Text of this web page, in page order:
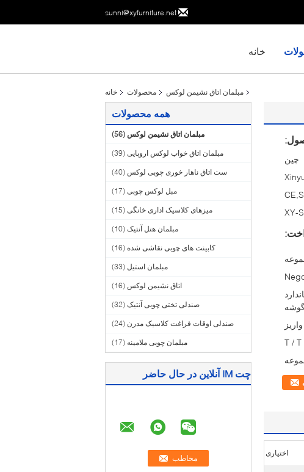
sunni@xyfurniture.net
خانه
خانه محصولات مبلمان اتاق نشیمن لوکس
همه محصولات
مبلمان اتاق نشیمن لوکس (56)
مبلمان اتاق خواب لوکس اروپایی (39)
ست اتاق ناهار خوری چوبی لوکس (40)
مبل لوکس چوبی (17)
میزهای کلاسیک اداری خانگی (15)
مبلمان هتل آنتیک (10)
کابینت های چوبی نقاشی شده (16)
مبلمان استیل (33)
اتاق نشیمن لوکس (16)
صندلی تختی چوبی آنتیک (32)
صندلی اوقات فراغت کلاسیک مدرن (24)
مبلمان چوبی ملامینه (17)
چت IM آنلاین در حال حاضر
چین
XY-
T / T
اختیاری